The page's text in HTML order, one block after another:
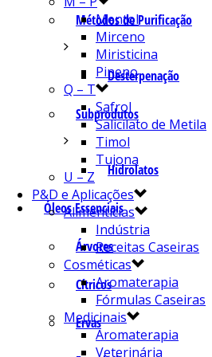
Métodos de Purificação
Desterpenação
Subprodutos
Hidrolatos
Óleos Essenciais
Árvores
Cítricos
Ervas
Mentol
Mirceno
Miristicina
Pineno
Q – T
Safrol
Salicilato de Metila
Timol
Tujona
U – Z
P&D e Aplicações
Alimentícias
Indústria
Receitas Caseiras
Cosméticas
Aromaterapia
Fórmulas Caseiras
Medicinais
Aromaterapia
Veterinária